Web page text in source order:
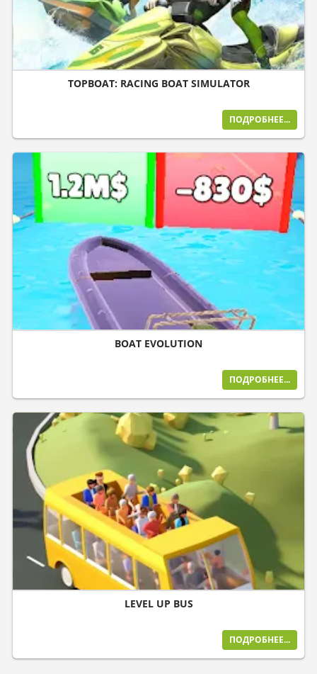
TOPBOAT: RACING BOAT SIMULATOR
ПОДРОБНЕЕ...
BOAT EVOLUTION
ПОДРОБНЕЕ...
LEVEL UP BUS
ПОДРОБНЕЕ...